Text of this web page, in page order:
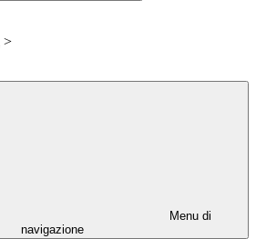
>
Menu di
navigazione